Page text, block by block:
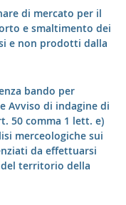
di mercato per il
e smaltimento dei
e non prodotti dalla
bando per
Avviso di indagine di
50 comma 1 lett. e)
merceologiche sui
da effettuarsi
territorio della